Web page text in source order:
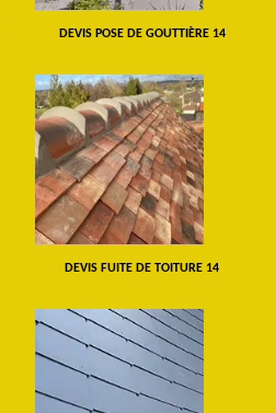
DEVIS POSE DE GOUTTIÈRE 14
DEVIS FUITE DE TOITURE 14